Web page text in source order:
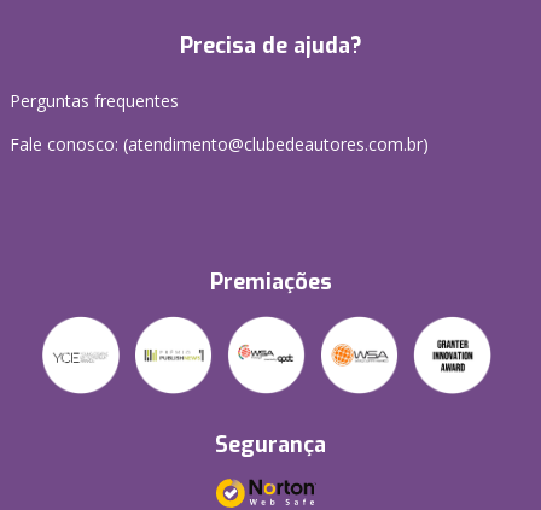
Precisa de ajuda?
Perguntas frequentes
Fale conosco: (atendimento@clubedeautores.com.br)
Premiações
Segurança